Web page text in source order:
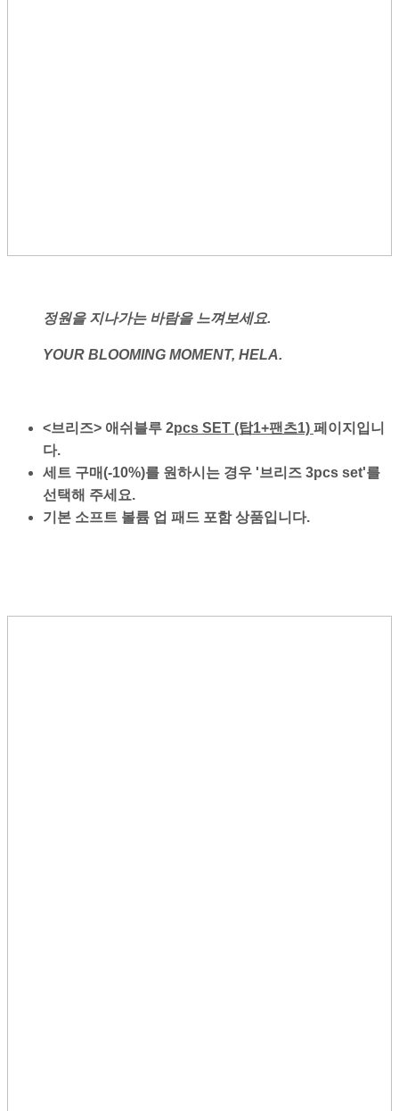
정원을 지나가는 바람을 느껴보세요.
YOUR BLOOMING MOMENT, HELA.
<브리즈> 애쉬블루 2pcs SET (탑1+팬츠1) 페이지입니
다.
세트 구매(-10%)를 원하시는 경우 '브리즈 3pcs set'를
선택해 주세요.
기본 소프트 볼륨 업 패드 포함 상품입니다.